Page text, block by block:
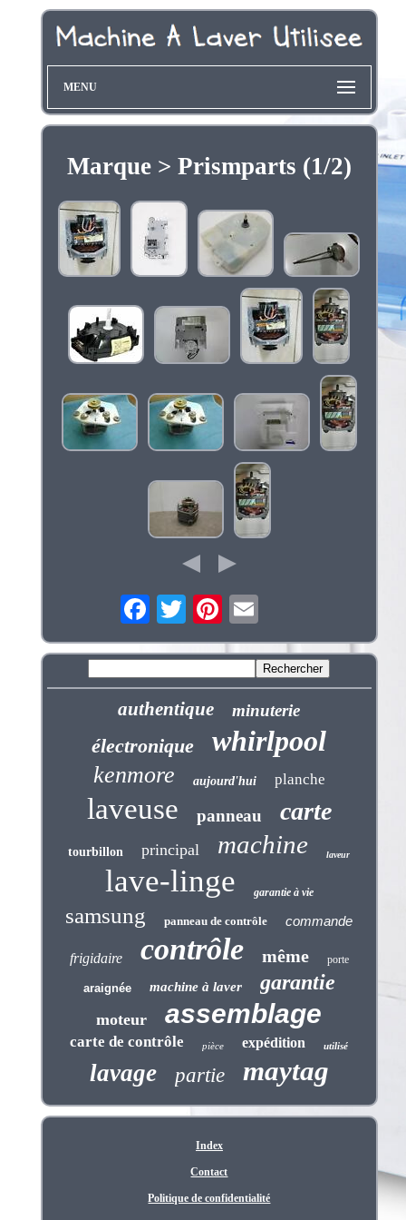
MENU
Marque > Prismparts (1/2)
authentique minuterie
électronique whirlpool
kenmore aujourd'hui planche
laveuse panneau carte
tourbillon principal machine laveur
lave-linge garantie à vie
samsung panneau de contrôle commande
frigidaire contrôle même porte
araignée machine à laver garantie
moteur assemblage
carte de contrôle pièce expédition utilisé
lavage partie maytag
Index
Contact
Politique de confidentialité